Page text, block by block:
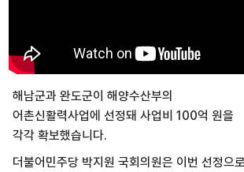
해남군과 완도군이 해양수산부의
어촌신활력사업에 선정돼 사업비 100억 원을
각각 확보했습니다.
더불어민주당 박지원 국회의원은 이번 선정으